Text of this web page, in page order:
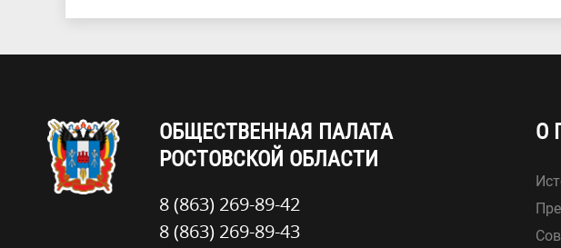
ОБЩЕСТВЕННАЯ ПАЛАТА
РОСТОВСКОЙ ОБЛАСТИ
8 (863) 269-89-42
8 (863) 269-89-43
О